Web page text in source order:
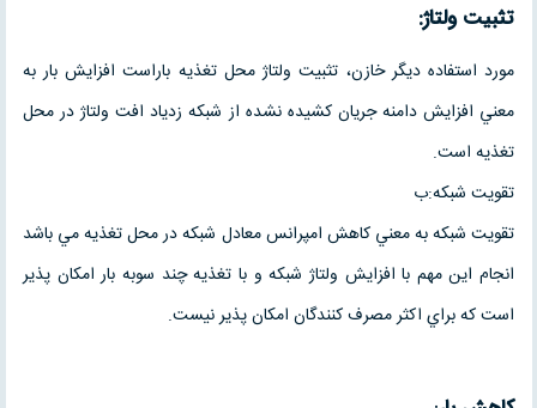
تثبيت ولتاژ:
مورد استفاده ديگر خازن، تثبيت ولتاژ محل تغذيه باراست افزايش بار به
معني افزايش دامنه جريان كشيده نشده از شبکه زدياد افت ولتاژ در محل
تغذيه است.
تقويت شبكه:ب
تقويت شبكه به معني كاهش امپرانس معادل شبكه در محل تغذيه مي باشد
انجام اين مهم با افزايش ولتاژ شبكه و با تغذيه چند سوبه بار امكان پذير
است كه براي اكثر مصرف كنندگان امكان پذير نيست.